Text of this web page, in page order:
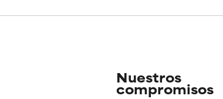
Ingrediente registrado, pero con la información
Ingrediente registrado, pero con la información
Nuestros
compromisos